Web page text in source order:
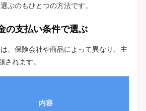
ぶのもひとつの方法です。
の支払い条件で選ぶ
、保険会社や商品によって異なり、主
されます。
内容